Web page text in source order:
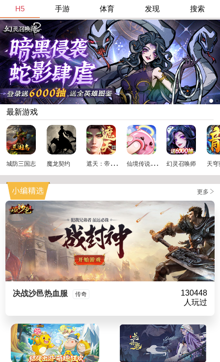
H5 手游 体育 发现 搜索
最新游戏
城防三国志 魔龙契约 遮
天：帝路争锋 仙
境传说：破晓 幻灵召唤师 天穹
更多
决战沙邑热血服 传奇
130448
人玩过